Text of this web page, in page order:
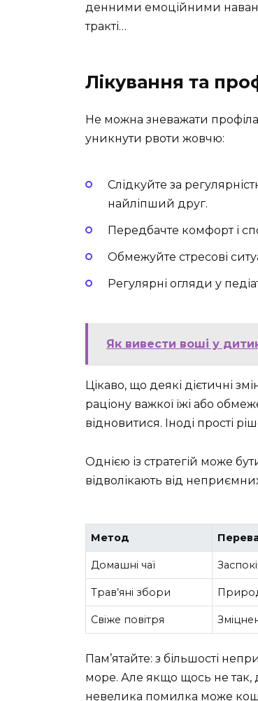
денними емоційними
тракті…
Лікування та
Не можна зневажати
уникнути рвоти жовчю:
Слідкуйте за
найліпший друг.
Передбачте комфорт і
Обмежуйте стресові
Регулярні огляди у
Як вивести воші у
Цікаво, що деякі дієтичні
раціону важкої їжі або
відновитися. Іноді прості
Однією із стратегій може
відволікають від
Метод
Домашні чаї
Трав’яні збори
Свіже повітря
Пам’ятайте: з більшості
море. Але якщо щось не так,
невелика помилка може